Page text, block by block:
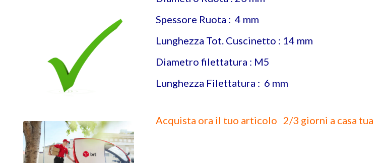
Spessore Ruota : 4 mm
Lunghezza Tot. Cuscinetto : 14 mm
Diametro filettatura : M5
Lunghezza Filettatura : 6 mm
Acquista ora il tuo articolo 2/3 giorni a casa tua